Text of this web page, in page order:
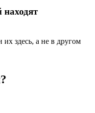
находят
их здесь, а не в другом